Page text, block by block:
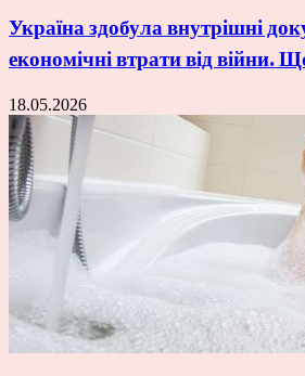
Україна здобула внутрішні
економічні втрати від війни.
18.05.2026